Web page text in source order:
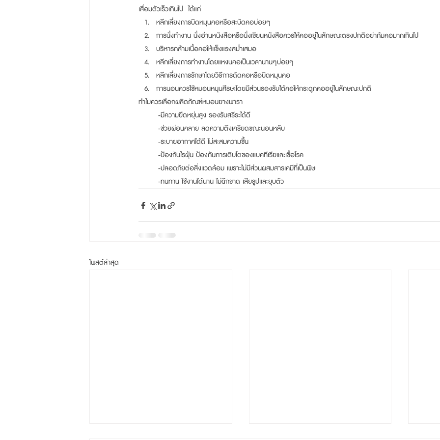
เสื่อมตัวเร็วเกินไป  ได้แก่
หลีกเลี่ยงการบิดหมุนคอหรือสะบัดคอบ่อยๆ
การนั่งทำงาน นั่งอ่านหนังสือหรือนั่งเขียนหนังสือควรให้คออยู่ในลักษณะตรงปกติอย่าก้มคอมากเกินไป
บริหารกล้ามเนื้อคอให้แข็งแรงสม่ำเสมอ
หลีกเลี่ยงการทำงานโดยแหงนคอเป็นเวลานานๆบ่อยๆ
หลีกเลี่ยงการรักษาโดยวิธีการดัดคอหรือบิดหมุนคอ
การนอนควรใช้หมอนหนุนศีรษะโดยมีส่วนรองรับใต้คอให้กระดูกคออยู่ในลักษณะปกติ
ทำไมควรเลือกผลิตภัณฑ์หมอนยางพารา
	-มีความยืดหยุ่นสูง รองรับสรีระได้ดี
	-ช่วยผ่อนคลาย ลดความตึงเครียดขณะนอนหลับ
	-ระบายอากาศได้ดี ไม่สะสมความชื้น
	-ป้องกันไรฝุ่น ป้องกันการเติบโตของแบคทีเรียและเชื้อโรค
	-ปลอดภัยต่อสิ่งแวดล้อม เพราะไม่มีส่วนผสมสารเคมีที่เป็นพิษ
	-ทนทาน ใช้งานได้นาน ไม่ฉีกขาด เสียรูปและยุบตัว
โพสต์ล่าสุด